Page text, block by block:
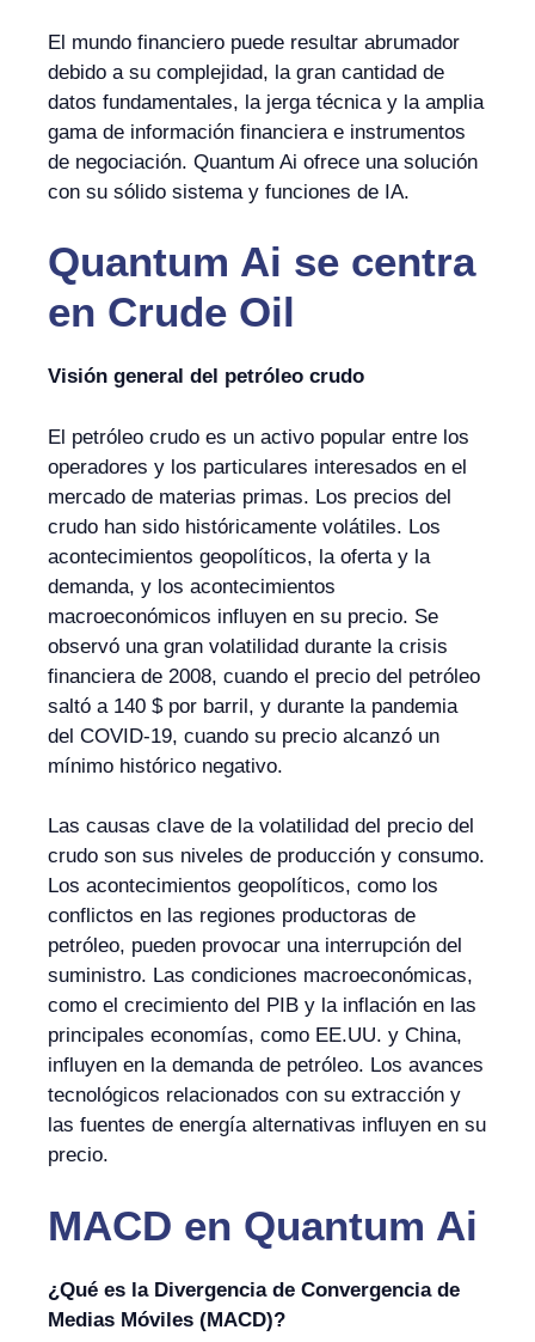
El mundo financiero puede resultar abrumador
debido a su complejidad, la gran cantidad de
datos fundamentales, la jerga técnica y la amplia
gama de información financiera e instrumentos
de negociación. Quantum Ai ofrece una solución
con su sólido sistema y funciones de IA.
Quantum Ai se centra
en Crude Oil
Visión general del petróleo crudo
El petróleo crudo es un activo popular entre los
operadores y los particulares interesados en el
mercado de materias primas. Los precios del
crudo han sido históricamente volátiles. Los
acontecimientos geopolíticos, la oferta y la
demanda, y los acontecimientos
macroeconómicos influyen en su precio. Se
observó una gran volatilidad durante la crisis
financiera de 2008, cuando el precio del petróleo
saltó a 140 $ por barril, y durante la pandemia
del COVID-19, cuando su precio alcanzó un
mínimo histórico negativo.
Las causas clave de la volatilidad del precio del
crudo son sus niveles de producción y consumo.
Los acontecimientos geopolíticos, como los
conflictos en las regiones productoras de
petróleo, pueden provocar una interrupción del
suministro. Las condiciones macroeconómicas,
como el crecimiento del PIB y la inflación en las
principales economías, como EE.UU. y China,
influyen en la demanda de petróleo. Los avances
tecnológicos relacionados con su extracción y
las fuentes de energía alternativas influyen en su
precio.
MACD en Quantum Ai
¿Qué es la Divergencia de Convergencia de
Medias Móviles (MACD)?